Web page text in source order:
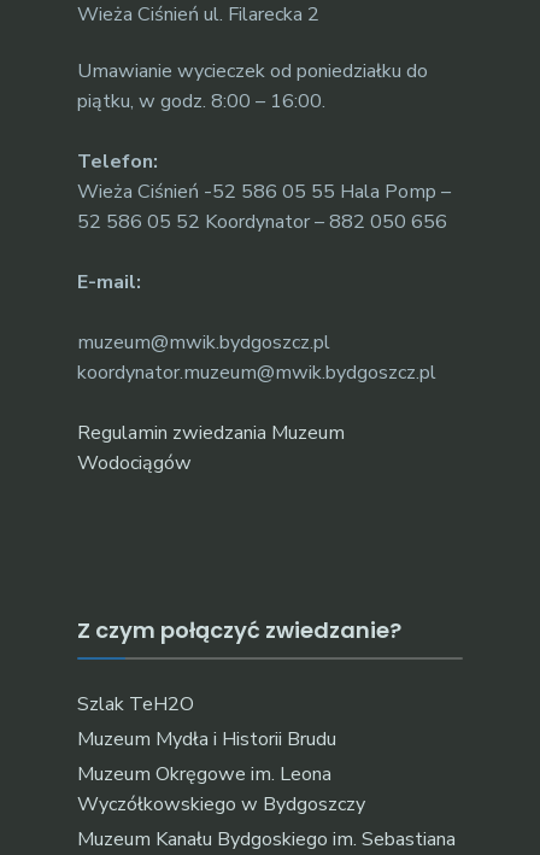
Wieża Ciśnień ul. Filarecka 2
Umawianie wycieczek od poniedziałku do
piątku, w godz. 8:00 – 16:00.
Telefon:
Wieża Ciśnień -52 586 05 55 Hala Pomp –
52 586 05 52 Koordynator – 882 050 656
E-mail:
muzeum@mwik.bydgoszcz.pl
koordynator.muzeum@mwik.bydgoszcz.pl
Regulamin zwiedzania Muzeum
Wodociągów
Z czym połączyć zwiedzanie?
Szlak TeH2O
Muzeum Mydła i Historii Brudu
Muzeum Okręgowe im. Leona
Wyczółkowskiego w Bydgoszczy
Muzeum Kanału Bydgoskiego im. Sebastiana